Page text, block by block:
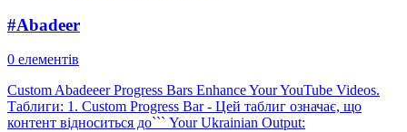
#Abadeer
0 елементів
Custom Abadeeer Progress Bars Enhance Your YouTube Videos.
Таблиги: 1. Custom Progress Bar - Цей таблиг означає, що
контент відноситься до``` Your Ukrainian Output: